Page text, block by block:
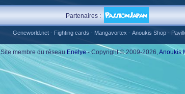
Partenaires :
Geneworld.net- Fighting cards - Mangavortex - Anoukis Shop-
Site membre du réseau Enelye- Copyright © 2009-2026,Anoukis